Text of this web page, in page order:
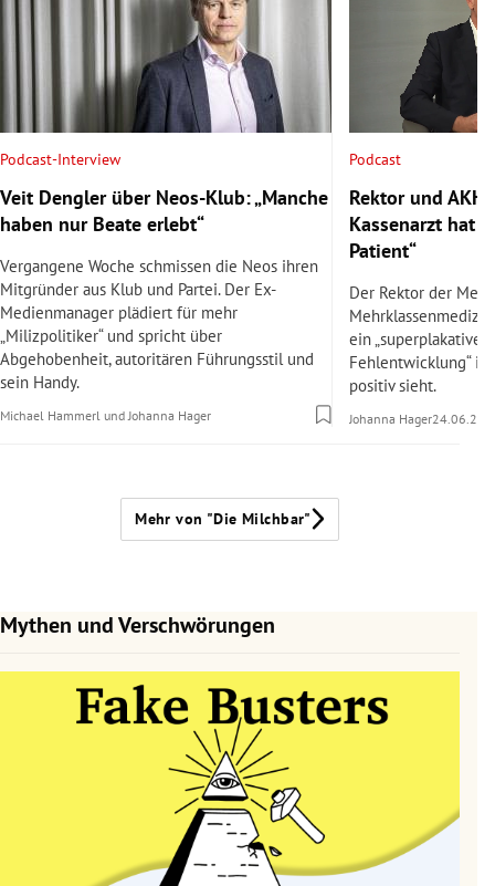
Podcast-Interview
Veit Dengler über Neos-Klub: „Manche
haben nur Beate erlebt“
Vergangene Woche schmissen die Neos ihren
Mitgründer aus Klub und Partei. Der Ex-
Medienmanager plädiert für mehr
„Milizpolitiker“ und spricht über
Abgehobenheit, autoritären Führungsstil und
sein Handy.
Michael Hammerl und Johanna Hager
Podcast
Rektor und
Kassenarzt hat
Patient“
Der Rektor der
ein
Fehlentwicklung“
positiv sieht.
Johanna Hager
Mehr von "Die Milchbar"
Mythen und Verschwörungen